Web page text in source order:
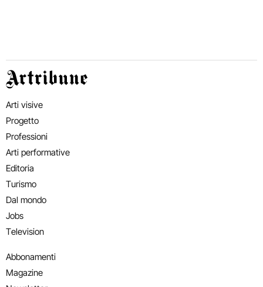
Artribune
Arti visive
Progetto
Professioni
Arti performative
Editoria
Turismo
Dal mondo
Jobs
Television
Abbonamenti
Magazine